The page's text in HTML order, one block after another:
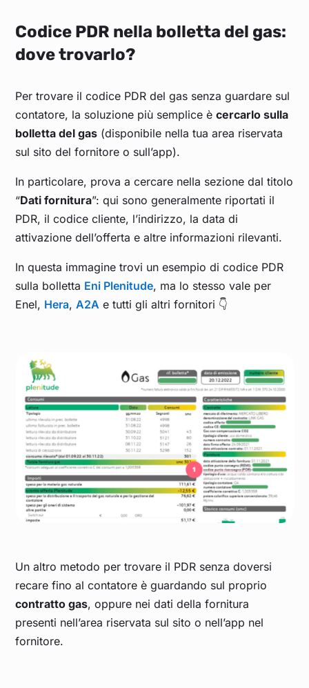
Codice PDR nella bolletta del gas:
dove trovarlo?
Per trovare il codice PDR del gas senza guardare sul
contatore, la soluzione più semplice ècercarlo sulla
bolletta del gas (disponibile nella tua area riservata
sul sito del fornitore o sull’app).
In particolare, prova a cercare nella sezione dal titolo
“Dati fornitura”: qui sono generalmente riportati il
PDR, il codice cliente, l’indirizzo, la data di
attivazione dell’offerta e altre informazioni rilevanti.
In questa immagine trovi un esempio di codice PDR
sulla bolletta Eni Plenitude, ma lo stesso vale per
Enel, Hera,A2A e tutti gli altri fornitori 👇
Un altro metodo per trovare il PDR senza doversi
recare fino al contatore è guardando sul proprio
contratto gas, oppure nei dati della fornitura
presenti nell’area riservata sul sito o nell’app nel
fornitore.